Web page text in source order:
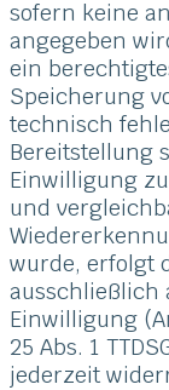
sofern keine
angegeben
ein
Speicherung
technisch
Bereitstellung
Einwilligung
und
wurde, erfolgt
ausschließlich
Einwilligung
25 Abs. 1
jederzeit